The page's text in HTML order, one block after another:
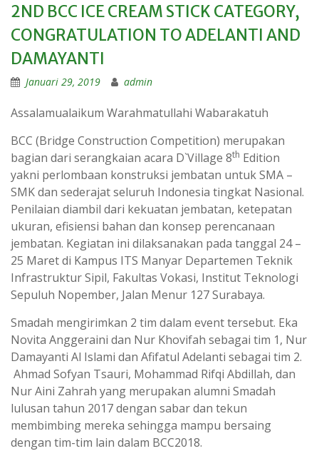
2ND BCC ICE CREAM STICK CATEGORY,
CONGRATULATION TO ADELANTI AND
DAMAYANTI
Januari 29, 2019 admin
Assalamualaikum Warahmatullahi Wabarakatuh
BCC (Bridge Construction Competition) merupakan
bagian dari serangkaian acara D`Village 8th Edition
yakni perlombaan konstruksi jembatan untuk SMA –
SMK dan sederajat seluruh Indonesia tingkat Nasional.
Penilaian diambil dari kekuatan jembatan, ketepatan
ukuran, efisiensi bahan dan konsep perencanaan
jembatan. Kegiatan ini dilaksanakan pada tanggal 24 –
25 Maret di Kampus ITS Manyar Departemen Teknik
Infrastruktur Sipil, Fakultas Vokasi, Institut Teknologi
Sepuluh Nopember, Jalan Menur 127 Surabaya.
Smadah mengirimkan 2 tim dalam event tersebut. Eka
Novita Anggeraini dan Nur Khovifah sebagai tim 1, Nur
Damayanti Al Islami dan Afifatul Adelanti sebagai tim 2.
Ahmad Sofyan Tsauri, Mohammad Rifqi Abdillah, dan
Nur Aini Zahrah yang merupakan alumni Smadah
lulusan tahun 2017 dengan sabar dan tekun
membimbing mereka sehingga mampu bersaing
dengan tim-tim lain dalam BCC2018.